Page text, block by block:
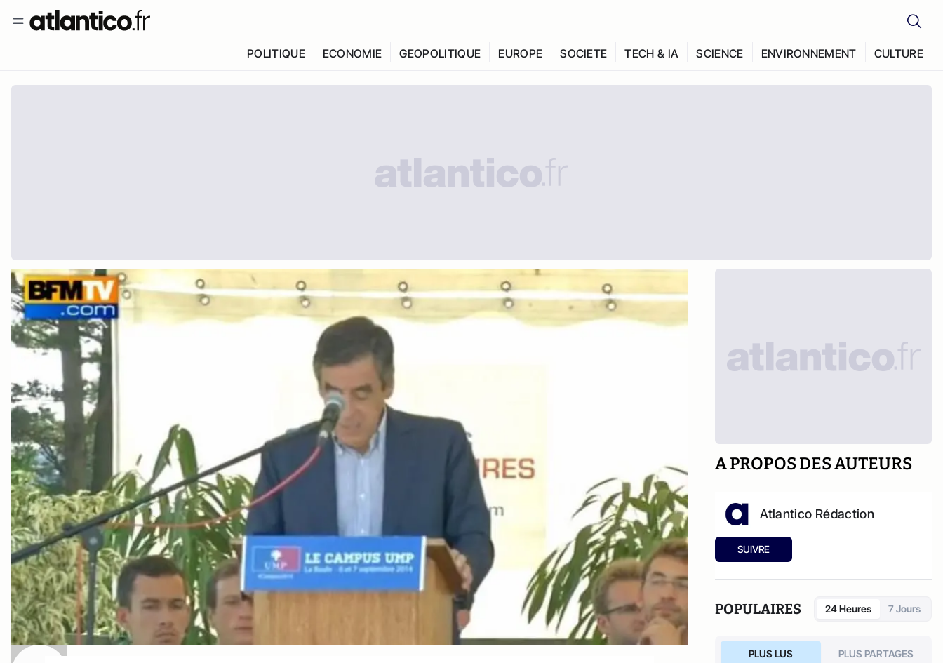
POLITIQUE ECONOMIE GEOPOLITIQUE EUROPE SOCIETE TECH & IA SCIENCE ENVIRONNEMENT CULTURE
A PROPOS DES AUTEURS
Atlantico Rédaction
SUIVRE
POPULAIRES 24 Heures 7 Jours
PLUS LUS PLUS PARTAGES